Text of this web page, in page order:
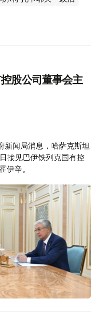
股公司董事会主
新闻局消息，哈萨克斯坦
接见巴伊铁列克国有控
伊辛。